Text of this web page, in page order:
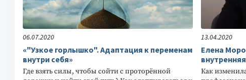
06.07.2020
«"Узкое горлышко". Адаптация к переменам
внутри себя»
Где взять силы, чтобы сойти с проторённой
13.04.2020
Елена
Как